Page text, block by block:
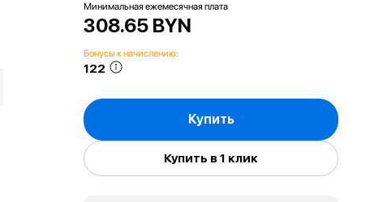
Минимальная ежемесячная плата
308.65 BYN
Бонусы к начислению:
122
Купить
Купить в 1 клик